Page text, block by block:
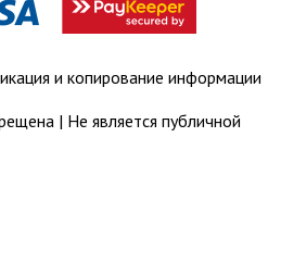
и копирование информации
| Не является публичной